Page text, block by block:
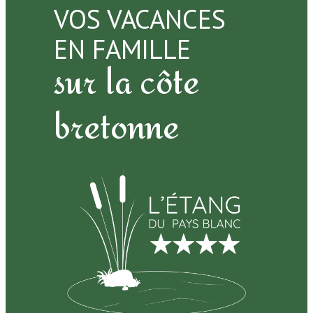
VOS VACANCES
EN FAMILLE
sur la côte
bretonne